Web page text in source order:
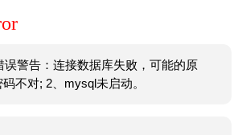
误警告：连接数据库失败，可能的原
不对; 2、mysql未启动。